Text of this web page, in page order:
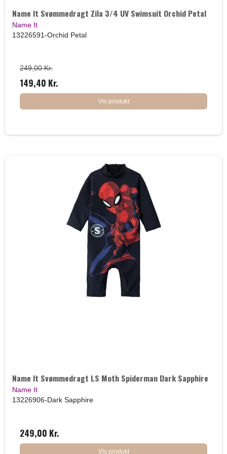
Name It Svømmedragt Zila 3/4 UV Swimsuit Orchid Petal
Name It
13226591-Orchid Petal
249,00 Kr.
149,40 Kr.
Vis produkt
Name It Svømmedragt LS Moth Spiderman Dark Sapphire
Name It
13226906-Dark Sapphire
249,00 Kr.
Vis produkt